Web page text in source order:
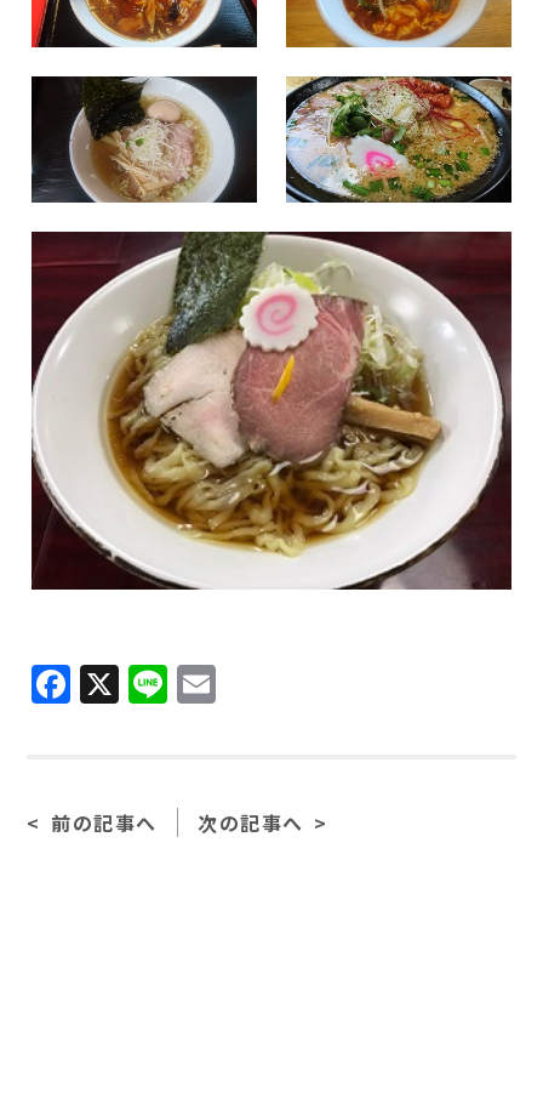
F
a
b
X Li
n
前の記事へ 次の記事へ